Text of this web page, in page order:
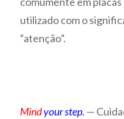
utilizado com o
“atenção”.
Mindyour step. —